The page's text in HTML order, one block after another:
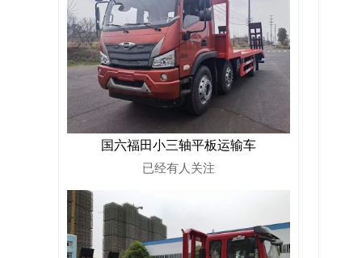
国六福田小三轴平板运输车
已经有人关注